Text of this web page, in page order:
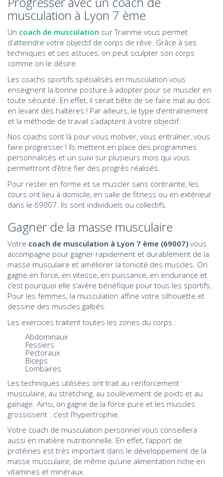
musculation à Lyon 7 ème
Un coach de musculation sur Trainme vous permet
d’atteindre votre objectif de corps de rêve. Grâce à ses
techniques et ses astuces, on peut sculpter son corps
comme on le désire.
Les coachs sportifs spécialisés en musculation vous
enseignent la bonne posture à adopter pour se muscler en
toute sécurité. En effet, il serait bête de se faire mal au dos
en levant des haltères ! Par ailleurs, le type d’entraînement
et la méthode de travail s’adaptent à votre objectif.
Nos coachs sont là pour vous motiver, vous entraîner, vous
faire progresser ! Ils mettent en place des programmes
personnalisés et un suivi sur plusieurs mois qui vous
permettront d’être fier des progrès réalisés.
Pour rester en forme et se muscler sans contrainte, les
cours ont lieu à domicile, en salle de fitness ou en extérieur
dans le 69007. Ils sont individuels ou collectifs.
Gagner de la masse musculaire
Votre coach de musculation à Lyon 7 ème (69007) vous
accompagne pour gagner rapidement et durablement de la
masse musculaire et améliorer la tonicité des muscles. On
gagne en force, en vitesse, en puissance, en endurance et
c’est pourquoi elle s’avère bénéfique pour tous les sportifs.
Pour les femmes, la musculation affine votre silhouette et
dessine des muscles galbés.
Les exercices traitent toutes les zones du corps :
Abdominaux
Fessiers
Pectoraux
Biceps
Lombaires
Les techniques utilisées ont trait au renforcement
musculaire, au stretching, au soulèvement de poids et au
gainage. Ainsi, on gagne de la force pure et les muscles
grossissent : c’est l’hypertrophie.
Votre coach de musculation personnel vous conseillera
aussi en matière nutritionnelle. En effet, l’apport de
protéines est très important dans le développement de la
masse musculaire, de même qu’une alimentation riche en
vitamines et minéraux.